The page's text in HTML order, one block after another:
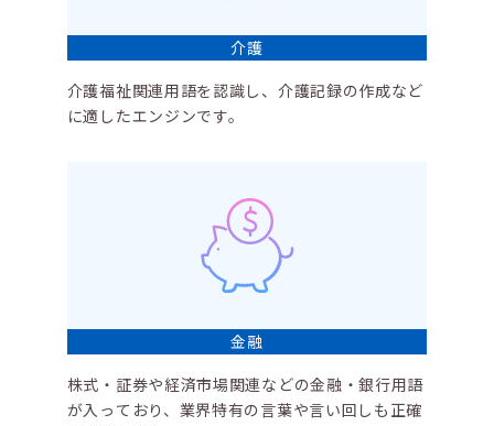
介護
介護福祉関連用語を認識し、介護記録の作成など
に適したエンジンです。
金融
株式・証券や経済市場関連などの金融・銀行用語
が入っており、業界特有の言葉や言い回しも正確